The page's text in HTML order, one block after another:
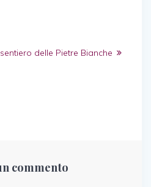
delle Pietre Bianche
commento